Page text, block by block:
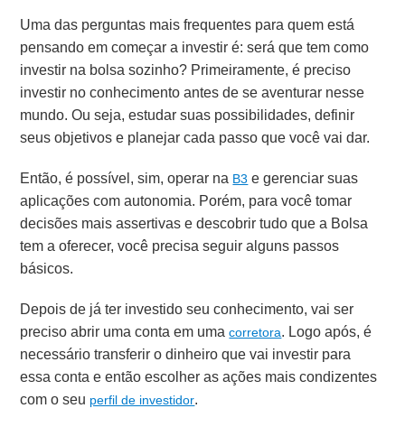
Uma das perguntas mais frequentes para quem está
pensando em começar a investir é: será que tem como
investir na bolsa sozinho? Primeiramente, é preciso
investir no conhecimento antes de se aventurar nesse
mundo. Ou seja, estudar suas possibilidades, definir
seus objetivos e planejar cada passo que você vai dar.
Então, é possível, sim, operar na B3 e gerenciar suas
aplicações com autonomia. Porém, para você tomar
decisões mais assertivas e descobrir tudo que a Bolsa
tem a oferecer, você precisa seguir alguns passos
básicos.
Depois de já ter investido seu conhecimento, vai ser
preciso abrir uma conta em umacorretora. Logo após, é
necessário transferir o dinheiro que vai investir para
essa conta e então escolher as ações mais condizentes
com o seu perfil de investidor.